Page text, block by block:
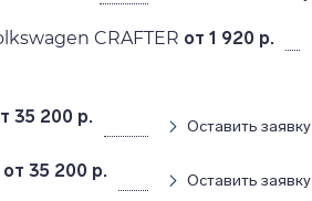
CRAFTER от 1 920 р.
35 200 р. Оставить заявку
от 35 200 р. Оставить заявку